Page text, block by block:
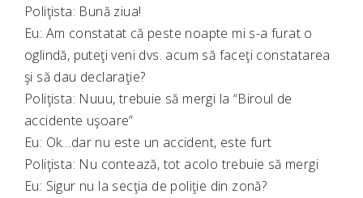
Poliţista: Bună ziua!
Eu: Am constatat că peste noapte mi s-a furat o
oglindă, puteţi veni dvs. acum să faceţi constatarea
şi să dau declaraţie?
Poliţista: Nuuu, trebuie să mergi la “Biroul de
accidente uşoare”
Eu: Ok…dar nu este un accident, este furt
Poliţista: Nu contează, tot acolo trebuie să mergi
Eu: Sigur nu la secţia de poliţie din zonă?